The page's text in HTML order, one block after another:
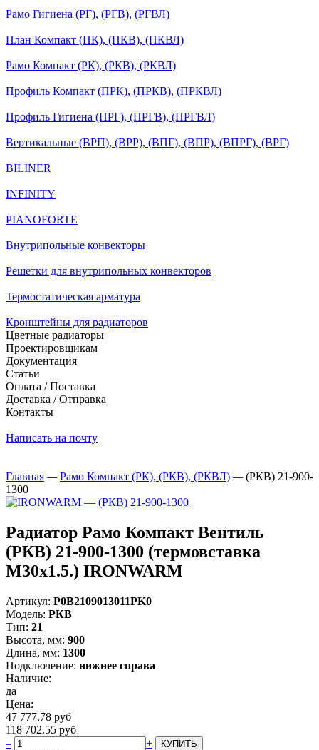
Рамо Гигиена (РГ), (РГВ), (РГВЛ)
План Компакт (ПК), (ПКВ), (ПКВЛ)
Рамо Компакт (РК), (РКВ), (РКВЛ)
Профиль Компакт (ПРК), (ПРКВ), (ПРКВЛ)
Профиль Гигиена (ПРГ), (ПРГВ), (ПРГВЛ)
Вертикальные (ВРП), (ВРР), (ВПГ), (ВПР), (ВПРГ), (ВРГ)
BILINER
INFINITY
PIANOFORTE
Внутрипольные конвекторы
Решетки для внутрипольных конвекторов
Термостатическая арматура
Кронштейны для радиаторов
Цветные радиаторы
Проектировщикам
Документация
Статьи
Оплата / Поставка
Доставка / Отправка
Контакты
Написать на почту
Главная — Рамо Компакт (РК), (РКВ), (РКВЛ) — (РКВ) 21-900-
1300
Радиатор Рамо Компакт Вентиль
(РКВ) 21-900-1300 (термовставка
М30х1.5.) IRONWARM
Артикул: Р0В2109013011PK0
Модель: РКВ
Тип: 21
Высота, мм: 900
Длина, мм: 1300
Подключение: нижнее справа
Наличие:
да
Цена:
47 777.78 руб
118 702.55 руб
–
+